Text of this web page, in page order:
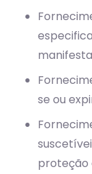
se ou
proteção